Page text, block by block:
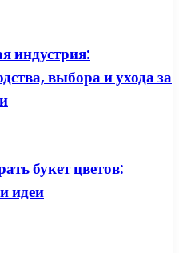
индустрия:
выбора и ухода за
букет цветов:
идеи